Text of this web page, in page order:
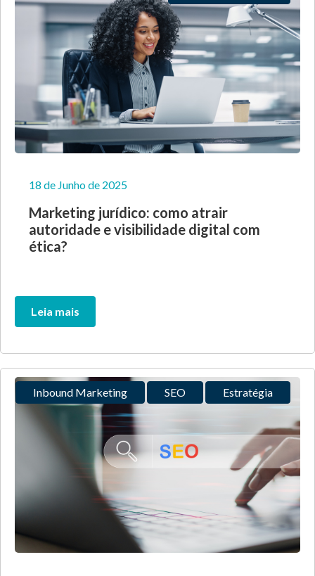
18 de Junho de 2025
Marketing jurídico: como atrair
autoridade e visibilidade digital com
ética?
Leia mais
Inbound Marketing SEO Estratégia